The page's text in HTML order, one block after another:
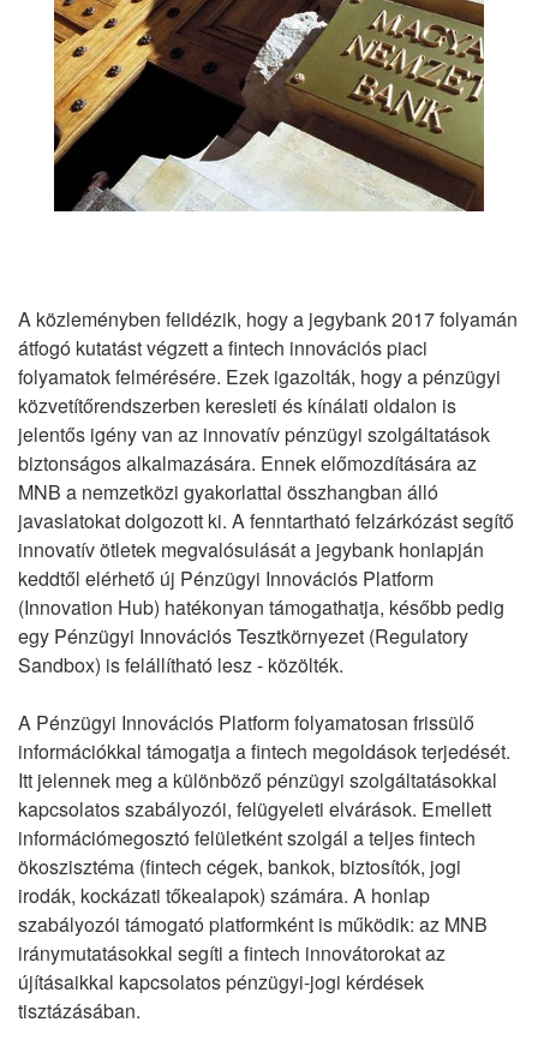
A közleményben felidézik, hogy a jegybank 2017 folyamán
átfogó kutatást végzett a fintech innovációs piaci
folyamatok felmérésére. Ezek igazolták, hogy a pénzügyi
közvetítőrendszerben keresleti és kínálati oldalon is
jelentős igény van az innovatív pénzügyi szolgáltatások
biztonságos alkalmazására. Ennek előmozdítására az
MNB a nemzetközi gyakorlattal összhangban álló
javaslatokat dolgozott ki. A fenntartható felzárkózást segítő
innovatív ötletek megvalósulását a jegybank honlapján
keddtől elérhető új Pénzügyi Innovációs Platform
(Innovation Hub) hatékonyan támogathatja, később pedig
egy Pénzügyi Innovációs Tesztkörnyezet (Regulatory
Sandbox) is felállítható lesz - közölték.
A Pénzügyi Innovációs Platform folyamatosan frissülő
információkkal támogatja a fintech megoldások terjedését.
Itt jelennek meg a különböző pénzügyi szolgáltatásokkal
kapcsolatos szabályozói, felügyeleti elvárások. Emellett
információmegosztó felületként szolgál a teljes fintech
ökoszisztéma (fintech cégek, bankok, biztosítók, jogi
irodák, kockázati tőkealapok) számára. A honlap
szabályozói támogató platformként is működik: az MNB
iránymutatásokkal segíti a fintech innovátorokat az
újításaikkal kapcsolatos pénzügyi-jogi kérdések
tisztázásában.